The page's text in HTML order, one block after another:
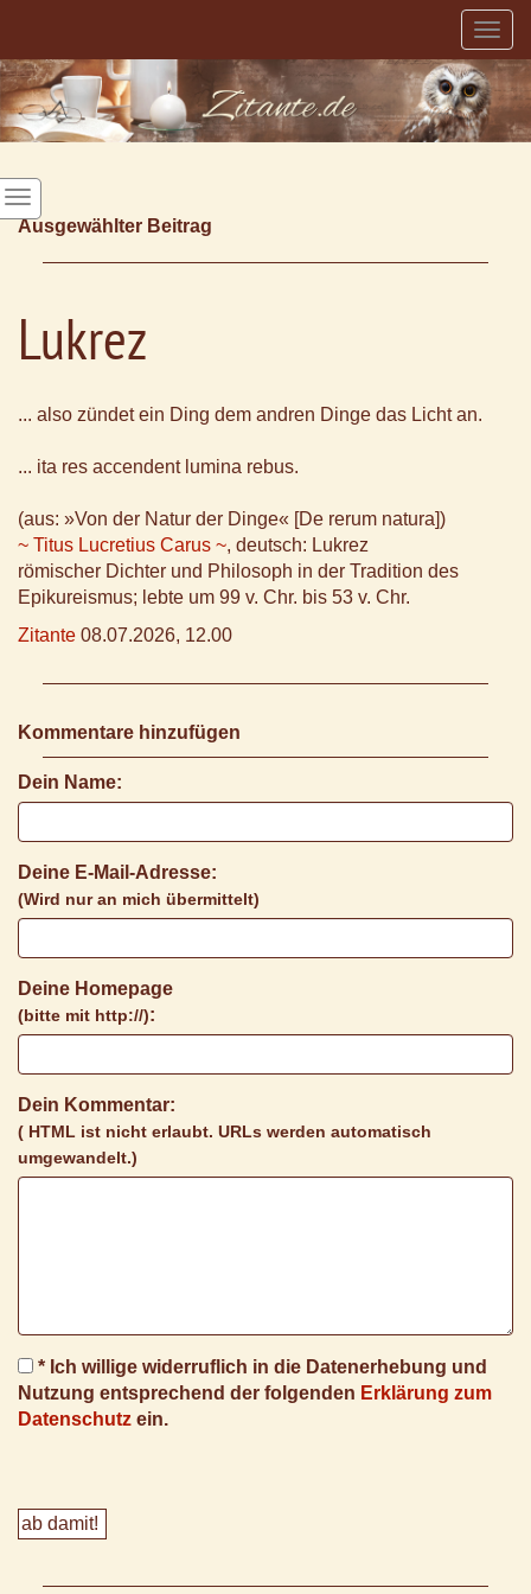
Ausgewählter Beitrag
Lukrez
... also zündet ein Ding dem andren Dinge das Licht an.
... ita res accendent lumina rebus.
(aus: »Von der Natur der Dinge« [De rerum natura])
~ Titus Lucretius Carus ~, deutsch: Lukrez
römischer Dichter und Philosoph in der Tradition des
Epikureismus; lebte um 99 v. Chr. bis 53 v. Chr.
Zitante 08.07.2026, 12.00
Kommentare hinzufügen
Dein Name:
Deine E-Mail-Adresse:
(Wird nur an mich übermittelt)
Deine Homepage
(bitte mit http://):
Dein Kommentar:
( HTML ist nicht erlaubt. URLs werden automatisch
umgewandelt.)
* Ich willige widerruflich in die Datenerhebung und
Nutzung entsprechend der folgenden Erklärung zum
Datenschutz ein.